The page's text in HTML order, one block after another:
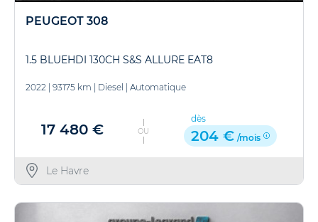
PEUGEOT 308
1.5 BLUEHDI 130CH S&S ALLURE EAT8
2022 93175 km Diesel Automatique
17 480 € OU
dès
204 € /mois
Le Havre